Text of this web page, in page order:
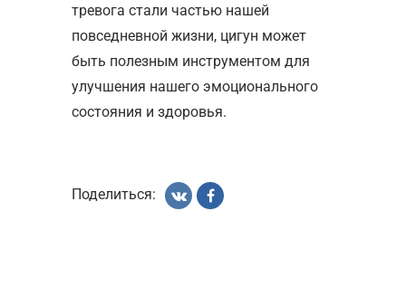
тревога стали частью нашей
повседневной жизни, цигун может
быть полезным инструментом для
улучшения нашего эмоционального
состояния и здоровья.
Поделиться: